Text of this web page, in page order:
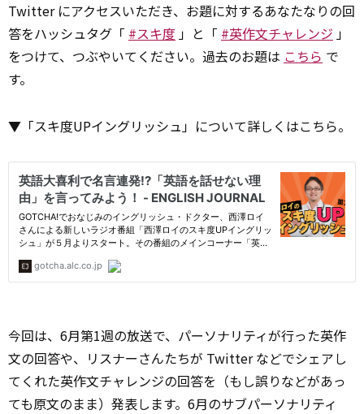
Twitter にアクセスいただき、お題に対するあなたなりの回
答をハッシュタグ「 #スキ度 」と「 #英作文チャレンジ 」
をつけて、つぶやいてください。過去のお題は こちら で
す。
▼「スキ度UPイングリッシュ」について詳しくはこちら。
今回は、6月第1週の放送で、パーソナリティが行った英作
文の回答や、リスナーさんたちが Twitter などでシェアし
てくれた英作文チャレンジの回答を（もし誤りなどがあっ
ても原文のまま）発表します。6月のサブパーソナリティ